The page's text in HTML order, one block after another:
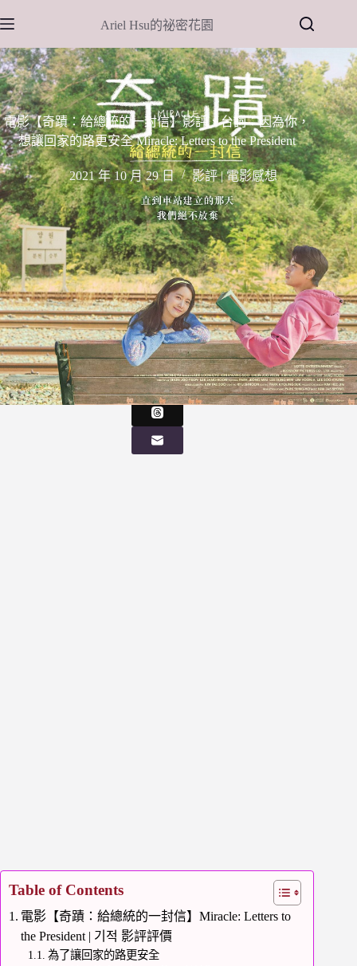
至
主
要
內
容
Ariel Hsu的祕密花園
電影【奇蹟：給總統的一封信】影評、台詞：因為你，
想讓回家的路更安全 Miracle: Letters to the President
2021 年 10 月 29 日 影評 | 電影感想
Table of Contents
電影【奇蹟：給總統的一封信】Miracle: Letters to
the President | 기적 影評評價
為了讓回家的路更安全